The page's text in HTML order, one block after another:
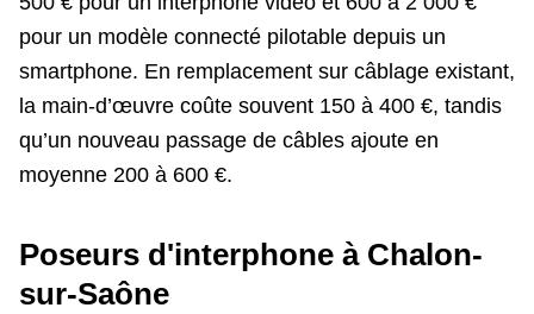
pour un modèle connecté pilotable depuis un
smartphone. En remplacement sur câblage existant,
la main-d’œuvre coûte souvent 150 à 400 €, tandis
qu’un nouveau passage de câbles ajoute en
moyenne 200 à 600 €.
Poseurs d'interphone à Chalon-
sur-Saône